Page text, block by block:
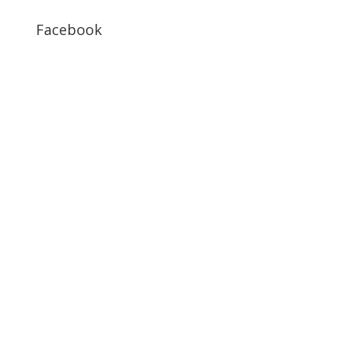
Facebook